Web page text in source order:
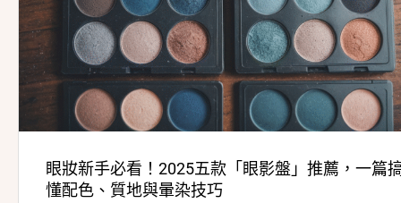
眼妝新手必看！2025五款「眼影盤」推薦，一篇
懂配色、質地與暈染技巧